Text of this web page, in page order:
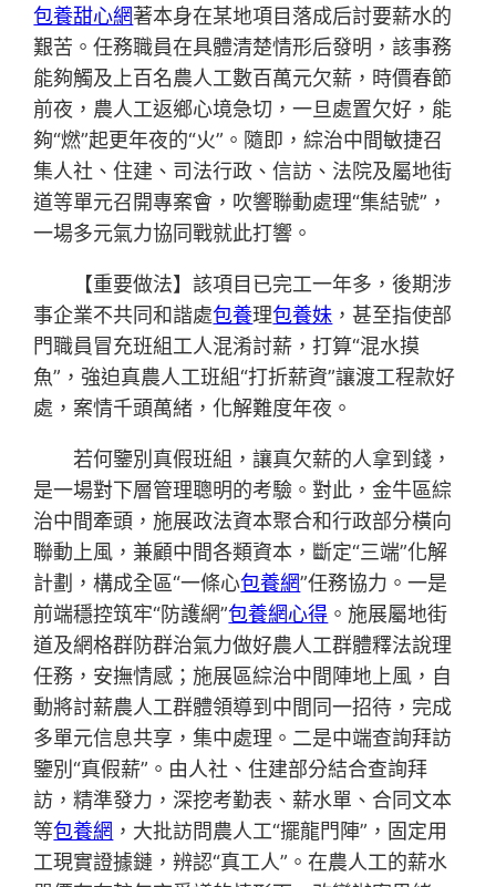
包養甜心網著本身在某地項目落成后討要薪水的
艱苦。任務職員在具體清楚情形后發明，該事務
能夠觸及上百名農人工數百萬元欠薪，時價春節
前夜，農人工返鄉心境急切，一旦處置欠好，能
夠“燃”起更年夜的“火”。隨即，綜治中間敏捷召
集人社、住建、司法行政、信訪、法院及屬地街
道等單元召開專案會，吹響聯動處理“集結號”，
一場多元氣力協同戰就此打響。
【重要做法】該項目已完工一年多，後期涉
事企業不共同和諧處包養理包養妹 ，甚至指使部
門職員冒充班組工人混淆討薪，打算“混水摸
魚”，強迫真農人工班組“打折薪資”讓渡工程款好
處，案情千頭萬緒，化解難度年夜。
若何鑒別真假班組，讓真欠薪的人拿到錢，
是一場對下層管理聰明的考驗。對此，金牛區綜
治中間牽頭，施展政法資本聚合和行政部分橫向
聯動上風，兼顧中間各類資本，斷定“三端”化解
計劃，構成全區“一條心包養網”任務協力。一是
前端穩控筑牢“防護網”包養網心得 。施展屬地街
道及網格群防群治氣力做好農人工群體釋法說理
任務，安撫情感；施展區綜治中間陣地上風，自
動將討薪農人工群體領導到中間同一招待，完成
多單元信息共享，集中處理。二是中端查詢拜訪
鑒別“真假薪”。由人社、住建部分結合查詢拜
訪，精準發力，深挖考勤表、薪水單、合同文本
等包養網 ，大批訪問農人工“擺龍門陣”，固定用
工現實證據鏈，辨認“真工人”。在農人工的薪水